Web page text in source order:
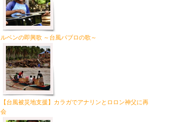
ルベンの即興歌 ～台風パブロの歌～
【台風被災地支援】カラガでアナリンとロロン神父に再
会